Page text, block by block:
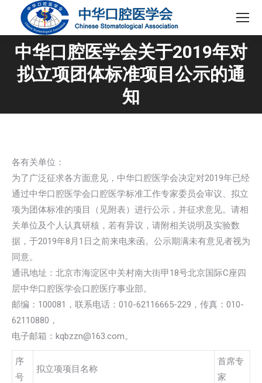
中华口腔医学会关于2019年对
拟立项团体标准项目公示的通
知
您在这里：
各有关单位：
为了广泛征求各方面意见，中华口腔医学会决定对2019年已经
通过中华口腔医学会口腔医学标准工作专家委员会审议、拟立
项为团体标准的项目（见附表）进行公示，并征求意见。请相
关单位及个人认真研核，若有异议，请附相关说明及实验数
据，于2019年8月1日之前来电来函。公示期满未有意见者视为
同意。
通讯地址：北京市海淀区中关村南大街甲18号北京国际C座四
层中华口腔医学会口腔医疗事业部。
邮编：100081，联系电话：010-62116665-229，传真：010-
62110880，
电子邮箱：kqbzzn@163.com。
序
号
拟立项项目名称
首席专
家